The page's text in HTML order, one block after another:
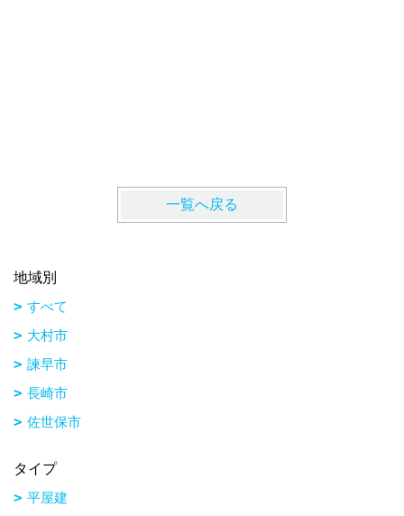
一覧へ戻る
地域別
すべて
大村市
諫早市
長崎市
佐世保市
タイプ
平屋建